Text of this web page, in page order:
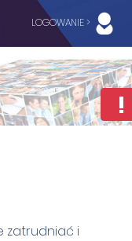
LOGOWANIE >
zatrudniać i